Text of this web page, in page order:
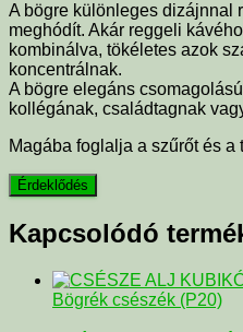
A bögre különleges dizájnnal
meghódít. Akár reggeli
kombinálva, tökéletes azok
koncentrálnak.
A bögre elegáns
kollégának, családtagnak
Magába foglalja a szűrőt és a
Kapcsolódó
Bögrék csészék (P20)